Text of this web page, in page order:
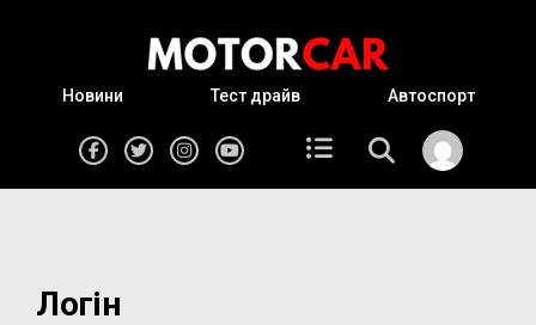
Новини Тест драйв Автоспорт
Логін